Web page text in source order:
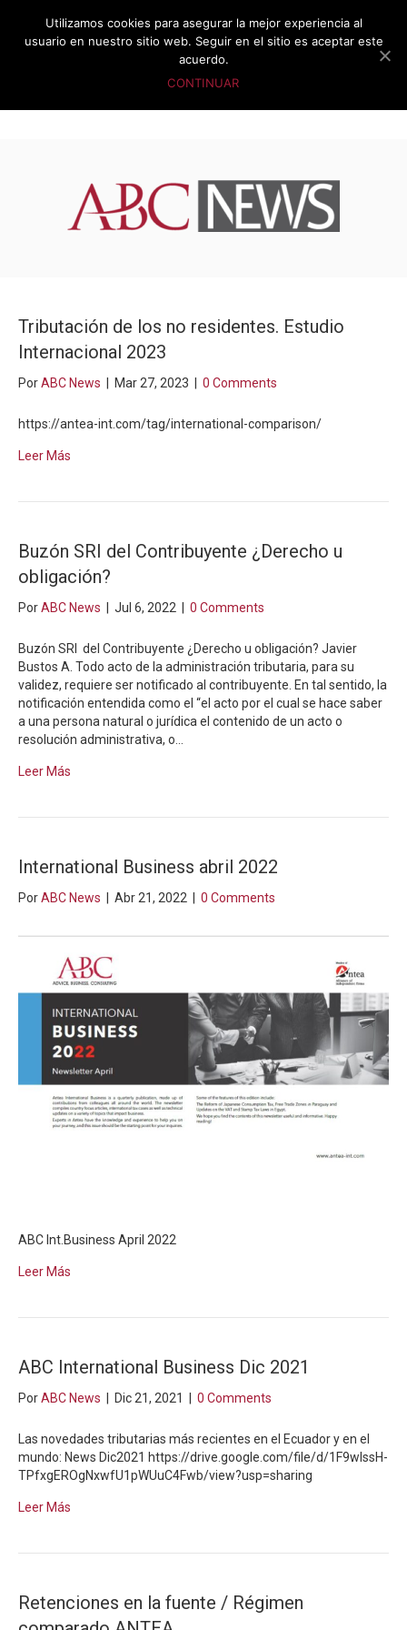
Tributación de los no residentes. Estudio
Internacional 2023
PorABC News Mar 27, 2023 0 Comments
https://antea-int.com/tag/international-comparison/
Leer Más
Buzón SRI del Contribuyente ¿Derecho u
obligación?
PorABC News Jul 6, 2022 0 Comments
Buzón SRI del Contribuyente ¿Derecho u obligación? Javier
Bustos A. Todo acto de la administración tributaria, para su
validez, requiere ser notificado al contribuyente. En tal sentido, la
notificación entendida como el “el acto por el cual se hace saber
a una persona natural o jurídica el contenido de un acto o
resolución administrativa, o…
Leer Más
International Business abril 2022
PorABC News Abr 21, 2022 0 Comments
ABC Int.Business April 2022
Leer Más
ABC International Business Dic 2021
PorABC News Dic 21, 2021 0 Comments
Las novedades tributarias más recientes en el Ecuador y en el
mundo: News Dic2021 https://drive.google.com/file/d/1F9wIssH-
TPfxgEROgNxwfU1pWUuC4Fwb/view?usp=sharing
Leer Más
Retenciones en la fuente / Régimen
Utilizamos cookies para asegurar la mejor experiencia al
usuario en nuestro sitio web. Seguir en el sitio es aceptar este
acuerdo.
CONTINUAR